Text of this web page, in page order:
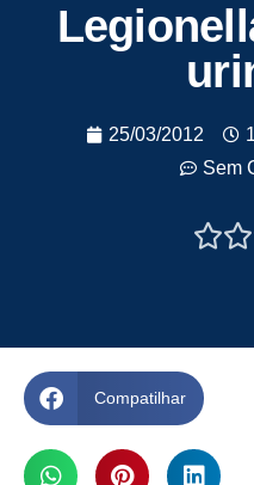
25/03/2012
Sem

Compatilhar